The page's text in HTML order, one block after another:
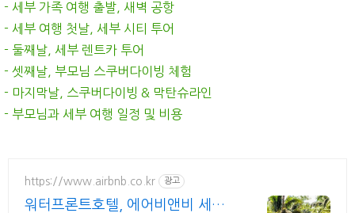
- 세부 가족 여행 출발, 새벽 공항
- 세부 여행 첫날, 세부 시티 투어
- 둘째날, 세부 렌트카 투어
- 셋째날, 부모님 스쿠버다이빙 체험
- 마지막날, 스쿠버다이빙 & 막탄슈라인
- 부모님과 세부 여행 일정 및 비용
https://www.airbnb.co.kr 광고
워터프론트호텔, 에어비앤비 세부